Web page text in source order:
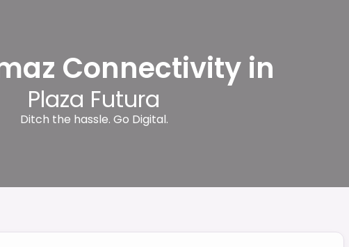
Connectivity in
Plaza Futura
Ditch the hassle. Go Digital.